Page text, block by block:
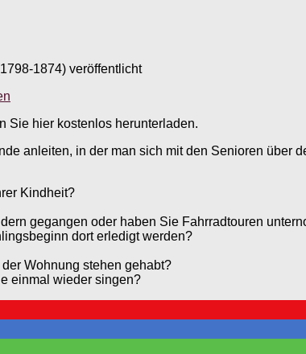
1874) veröffentlicht
Sie hier kostenlos herunterladen.
anleiten, in der man sich mit den Senioren über
Kindheit?
gegangen oder haben Sie Fahrradtouren
dort erledigt werden?
Wohnung stehen gehabt?
einmal wieder singen?